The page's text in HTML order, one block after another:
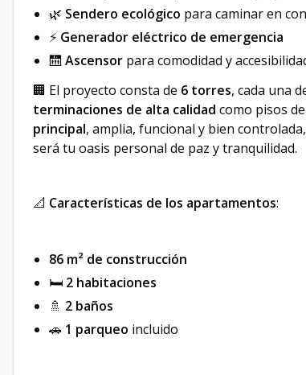
🌿 Sendero ecológico para caminar en
⚡ Generador eléctrico de emergencia
🛗Ascensor para comodidad y
🏢 El proyecto consta de 6 torres, cada una
terminaciones de alta calidad como pisos
principal, amplia, funcional y bien
será tu oasis personal de paz y tranquilidad.
📐 Características de los apartamentos:
86 m² de construcción
🛏️ 2 habitaciones
🚿 2 baños
🚗 1 parqueo incluido